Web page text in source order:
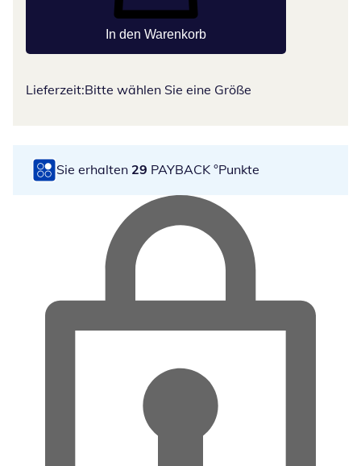
In den Warenkorb
Lieferzeit:Bitte wählen Sie eine Größe
Sie erhalten 29 PAYBACK °Punkte